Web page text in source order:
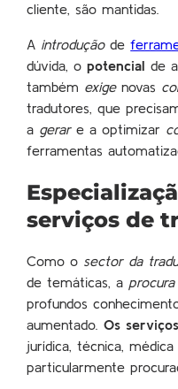
cliente, são mantidas.
A introduçãode
dúvida, opotencialde
também exigenovas
tradutores, que
a gerare a optimizar
ferramentas
serviços de
Como o sector da
de temáticas, a
profundos
aumentado.Os
jurídica, técnica,
particularmente